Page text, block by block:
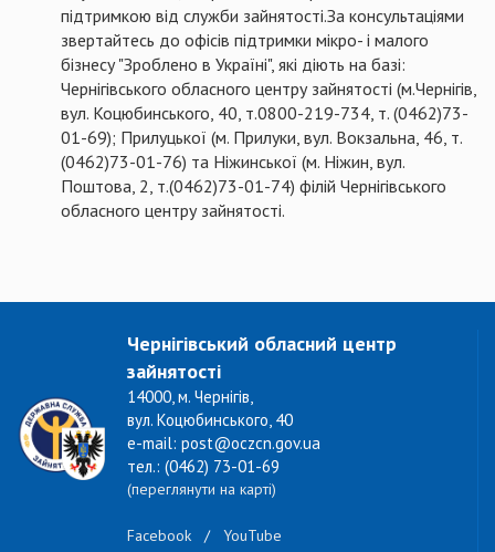
підтримкою від служби зайнятості.За консультаціями
звертайтесь до офісів підтримки мікро- і малого
бізнесу "Зроблено в Україні", які діють на базі:
Чернігівського обласного центру зайнятості (м.Чернігів,
вул. Коцюбинського, 40, т.0800-219-734, т. (0462)73-
01-69); Прилуцької (м. Прилуки, вул. Вокзальна, 46, т.
(0462)73-01-76) та Ніжинської (м. Ніжин, вул.
Поштова, 2, т.(0462)73-01-74) філій Чернігівського
обласного центру зайнятості.
Чернігівський обласний центр
зайнятості
14000, м. Чернігів,
вул. Коцюбинського, 40
e-mail: post@oczcn.gov.ua
тел.: (0462) 73-01-69
(переглянути на карті)
Facebook / YouTube